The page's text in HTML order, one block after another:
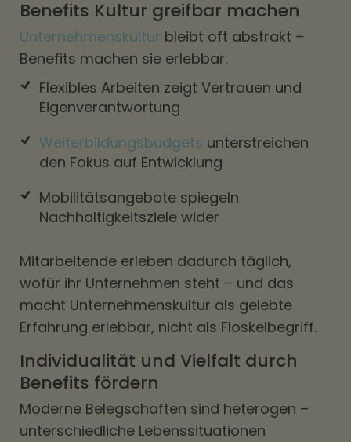
Benefits Kultur greifbar machen
Unternehmenskultur bleibt oft abstrakt –
Benefits machen sie erlebbar:
Flexibles Arbeiten zeigt Vertrauen und
Eigenverantwortung
Weiterbildungsbudgets unterstreichen
den Fokus auf Entwicklung
Mobilitätsangebote spiegeln
Nachhaltigkeitsziele wider
Mitarbeitende erleben dadurch täglich,
wofür ihr Unternehmen steht – und das
macht Unternehmenskultur als gelebte
Erfahrung erlebbar, nicht als Floskelbegriff.
Individualität und Vielfalt durch
Benefits fördern
Moderne Belegschaften sind heterogen –
unterschiedliche Lebenssituationen